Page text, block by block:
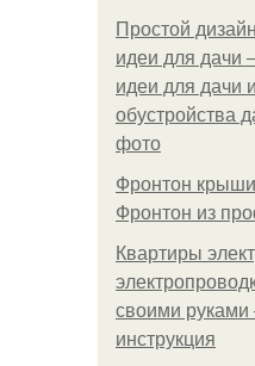
Простой
идеи для дачи
идеи для дачи
обустройства
фото
Фронтон
Фронтон из
Квартиры
своими
инструкция